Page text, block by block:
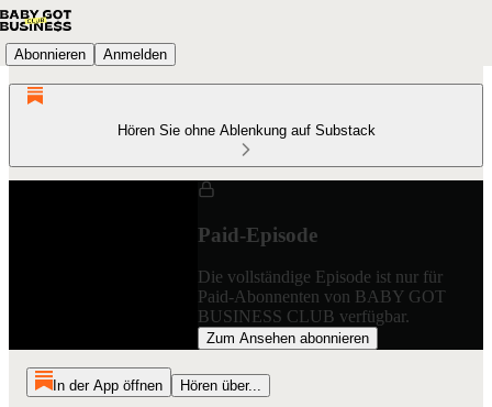
Abonnieren Anmelden
Hören Sie ohne Ablenkung auf Substack
Paid-Episode
Die vollständige Episode ist nur für
Paid-Abonnenten von BABY GOT
BUSINESS CLUB verfügbar.
Zum Ansehen abonnieren
In der App öffnen Hören über...